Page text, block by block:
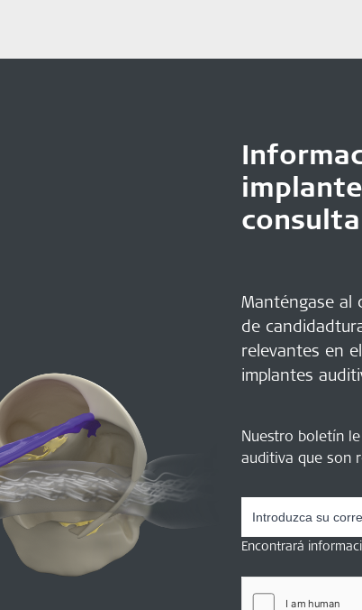
consulta
Manténgase al
de
relevantes en
implantes
Nuestro boletín
auditiva que son
Encontrará